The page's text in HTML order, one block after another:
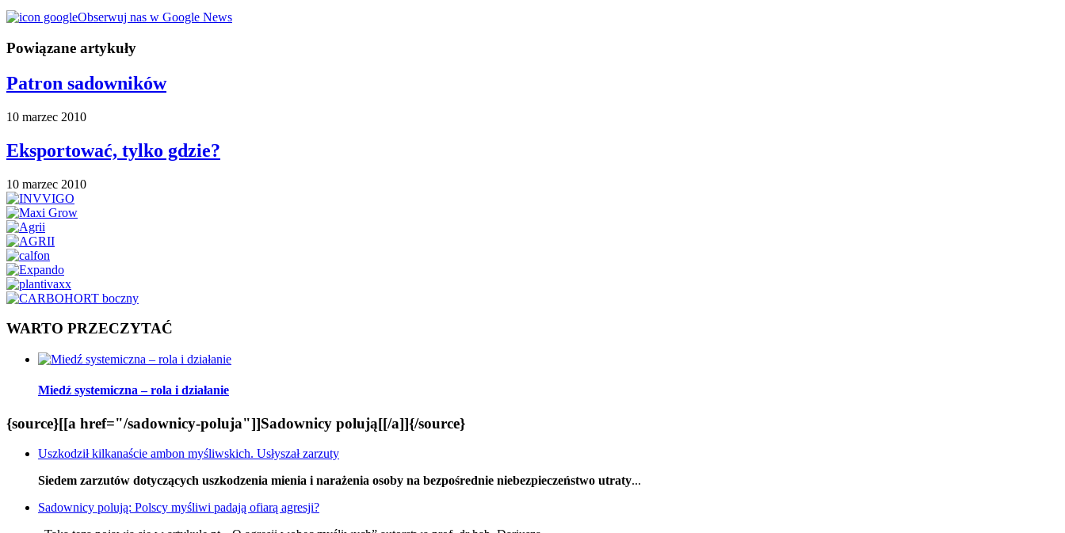
Obserwuj nas w Google News
Powiązane artykuły
Patron sadowników
10 marzec 2010
Eksportować, tylko gdzie?
10 marzec 2010
WARTO PRZECZYTAĆ
Miedź systemiczna – rola i działanie
{source}[[a href="/sadownicy-poluja"]]Sadownicy polują[[/a]]{/source}
Uszkodził kilkanaście ambon myśliwskich. Usłyszał zarzuty
Siedem zarzutów dotyczących uszkodzenia mienia i narażenia osoby na bezpośrednie niebezpieczeństwo utraty...
Sadownicy polują: Polscy myśliwi padają ofiarą agresji?